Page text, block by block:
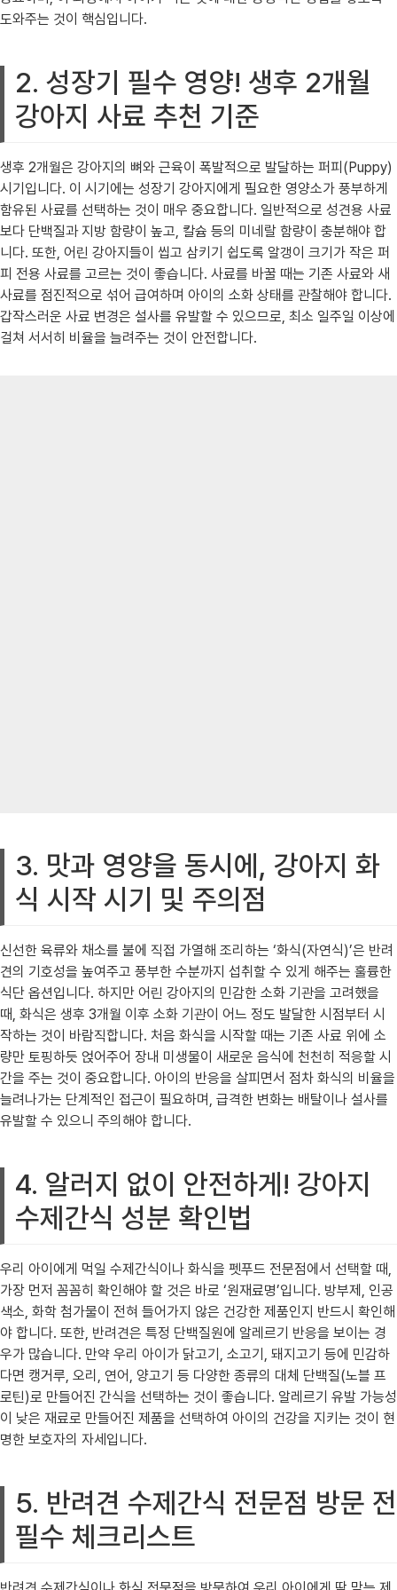
도와주는 것이 핵심입니다.
2. 성장기 필수 영양! 생후 2개월
강아지 사료 추천 기준
생후 2개월은 강아지의 뼈와 근육이 폭발적으로 발달하는 퍼피(Puppy)
시기입니다. 이 시기에는 성장기 강아지에게 필요한 영양소가 풍부하게
함유된 사료를 선택하는 것이 매우 중요합니다. 일반적으로 성견용 사료
보다 단백질과 지방 함량이 높고, 칼슘 등의 미네랄 함량이 충분해야 합
니다. 또한, 어린 강아지들이 씹고 삼키기 쉽도록 알갱이 크기가 작은 퍼
피 전용 사료를 고르는 것이 좋습니다. 사료를 바꿀 때는 기존 사료와 새
사료를 점진적으로 섞어 급여하며 아이의 소화 상태를 관찰해야 합니다.
갑작스러운 사료 변경은 설사를 유발할 수 있으므로, 최소 일주일 이상에
걸쳐 서서히 비율을 늘려주는 것이 안전합니다.
3. 맛과 영양을 동시에, 강아지 화
식 시작 시기 및 주의점
신선한 육류와 채소를 불에 직접 가열해 조리하는 ‘화식(자연식)’은 반려
견의 기호성을 높여주고 풍부한 수분까지 섭취할 수 있게 해주는 훌륭한
식단 옵션입니다. 하지만 어린 강아지의 민감한 소화 기관을 고려했을
때, 화식은 생후 3개월 이후 소화 기관이 어느 정도 발달한 시점부터 시
작하는 것이 바람직합니다. 처음 화식을 시작할 때는 기존 사료 위에 소
량만 토핑하듯 얹어주어 장내 미생물이 새로운 음식에 천천히 적응할 시
간을 주는 것이 중요합니다. 아이의 반응을 살피면서 점차 화식의 비율을
늘려나가는 단계적인 접근이 필요하며, 급격한 변화는 배탈이나 설사를
유발할 수 있으니 주의해야 합니다.
4. 알러지 없이 안전하게! 강아지
수제간식 성분 확인법
우리 아이에게 먹일 수제간식이나 화식을 펫푸드 전문점에서 선택할 때,
가장 먼저 꼼꼼히 확인해야 할 것은 바로 ‘원재료명’입니다. 방부제, 인공
색소, 화학 첨가물이 전혀 들어가지 않은 건강한 제품인지 반드시 확인해
야 합니다. 또한, 반려견은 특정 단백질원에 알레르기 반응을 보이는 경
우가 많습니다. 만약 우리 아이가 닭고기, 소고기, 돼지고기 등에 민감하
다면 캥거루, 오리, 연어, 양고기 등 다양한 종류의 대체 단백질(노블 프
로틴)로 만들어진 간식을 선택하는 것이 좋습니다. 알레르기 유발 가능성
이 낮은 재료로 만들어진 제품을 선택하여 아이의 건강을 지키는 것이 현
명한 보호자의 자세입니다.
5. 반려견 수제간식 전문점 방문 전
필수 체크리스트